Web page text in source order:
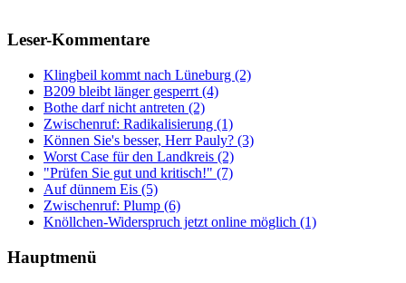
Leser-Kommentare
Klingbeil kommt nach Lüneburg (2)
B209 bleibt länger gesperrt (4)
Bothe darf nicht antreten (2)
Zwischenruf: Radikalisierung (1)
Können Sie's besser, Herr Pauly? (3)
Worst Case für den Landkreis (2)
"Prüfen Sie gut und kritisch!" (7)
Auf dünnem Eis (5)
Zwischenruf: Plump (6)
Knöllchen-Widerspruch jetzt online möglich (1)
Hauptmenü